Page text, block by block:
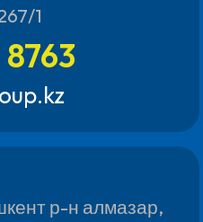
1
8763
р-н алмазар,